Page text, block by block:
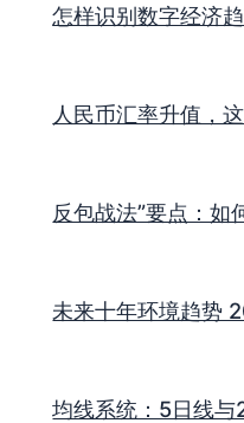
怎样识别数字经济
人民币汇率升值，
反包战法”要点：如
未来十年环境趋势
均线系统：5日线与